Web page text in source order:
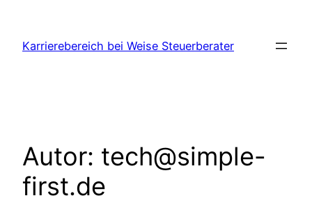
springen
Karrierebereich bei Weise Steuerberater
Autor: tech@simple-
first.de